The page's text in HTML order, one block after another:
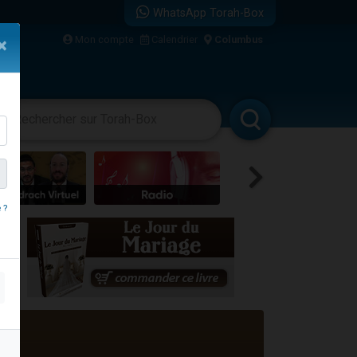
WhatsApp Torah-Box
Mon compte Calendrier Columbus
?